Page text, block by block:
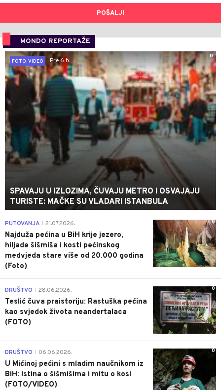
POŠALJI
MONDO REPORTAŽE
0
FOTO, VIDEO
Pre 6 h
SPAVAJU U IZLOZIMA, ČUVAJU METRO I OSVAJAJU
TURISTE: MAČKE SU VLADARI ISTANBULA
0
PUTOVANJA 21.07.2026.
Najduža pećina u BiH krije jezero,
hiljade šišmiša i kosti pećinskog
medvjeda stare više od 20.000 godina
(Foto)
0
DRUŠTVO 28.06.2026.
Teslić čuva praistoriju: Rastuška pećina
kao svjedok života neandertalaca
(FOTO)
0
DRUŠTVO 06.06.2026.
U Mićinoj pećini s mladim naučnikom iz
BiH: Istina o šišmišima i mitu o kosi
(FOTO/VIDEO)